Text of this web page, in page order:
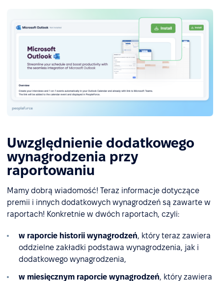
Uwzględnienie dodatkowego
wynagrodzenia przy
raportowaniu
Mamy dobrą wiadomość! Teraz informacje dotyczące
premii i innych dodatkowych wynagrodzeń są zawarte w
raportach! Konkretnie w dwóch raportach, czyli:
w raporcie historii wynagrodzeń, który teraz zawiera
oddzielne zakładki podstawa wynagrodzenia, jak i
dodatkowego wynagrodzenia,
w miesięcznym raporcie wynagrodzeń, który zawiera